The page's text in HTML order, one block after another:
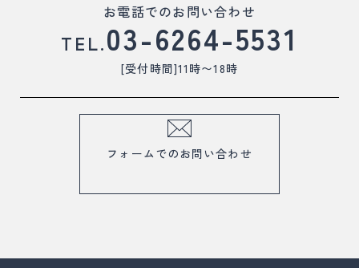
お電話でのお問い合わせ
TEL.03-6264-5531
[受付時間]11時〜18時
フォームでのお問い合わせ